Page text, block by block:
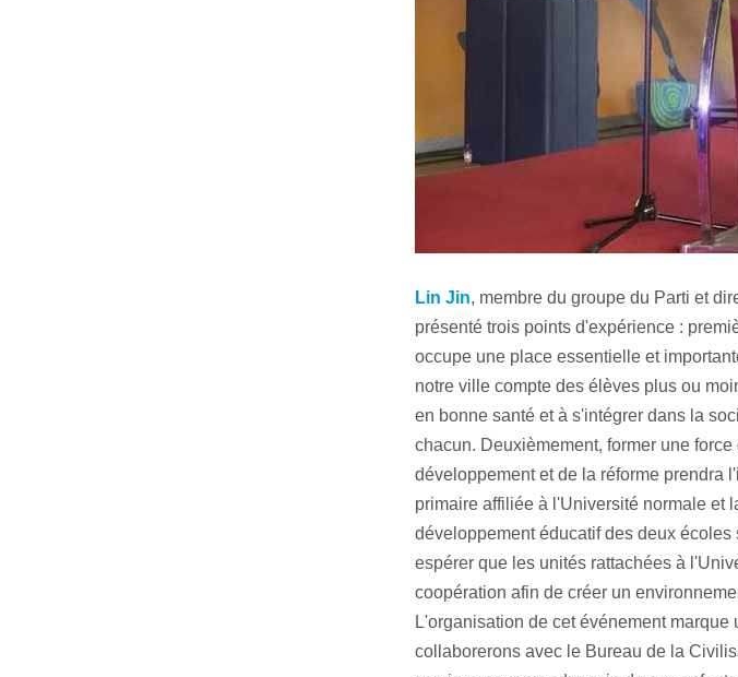
Lin Jin, membre du groupe du Parti et
présenté trois points d'expérience :
occupe une place essentielle et
notre ville compte des élèves plus ou
en bonne santé et à s'intégrer dans la
chacun. Deuxièmement, former une
développement et de la réforme prendra
primaire affiliée à l'Université normale et
développement éducatif des deux
espérer que les unités rattachées à
coopération afin de créer un
L'organisation de cet événement
collaborerons avec le Bureau de la